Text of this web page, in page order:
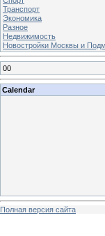
Транспорт
Экономика
Разное
Недвижимость
Новостройки Москвы и
00
Calendar
Полная версия сайта